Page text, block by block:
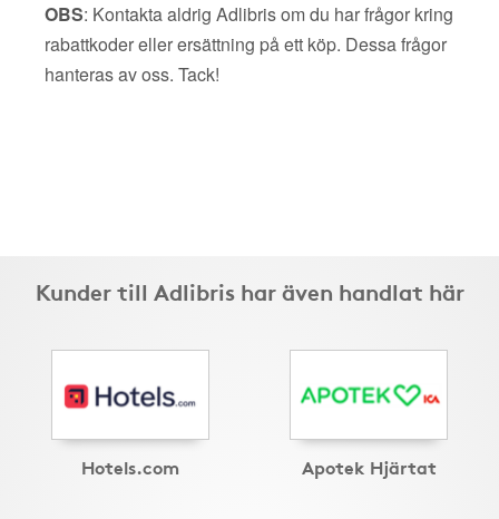
OBS: Kontakta aldrig Adlibris om du har frågor kring
rabattkoder eller ersättning på ett köp. Dessa frågor
hanteras av oss. Tack!
Kunder till Adlibris har även handlat här
Hotels.com Apotek Hjärtat